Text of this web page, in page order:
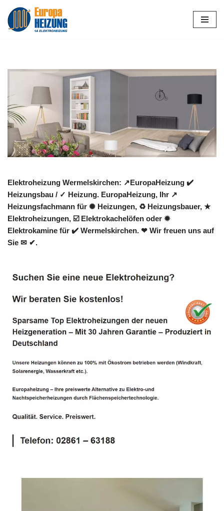
Zum
Elektroheizung Wermelskirchen: ↗️EuropaHeizung ✔️
Heizungsbau / ✓ Heizung. EuropaHeizung, Ihr ↗️
Heizungsfachmann für ✺ Heizungen, ♻ Heizungsbauer, ★
Elektroheizungen, ☑️ Elektrokachelöfen oder ✹
Elektrokamine für ✔️ Wermelskirchen. ❤ Wir freuen uns auf
Sie ✉ ✔.